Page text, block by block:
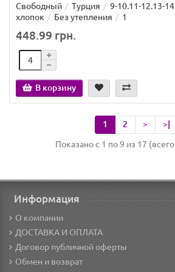
Свободный Турция 9-10.11-12.13-
хлопок
Без утепления 1
448.99 грн.
В корзину
1 2 > >|
Показано с 1 по 9 из 17
Информация
О компании
ДОСТАВКА И ОПЛАТА
Договор публичной оферты
Обмен и возврат